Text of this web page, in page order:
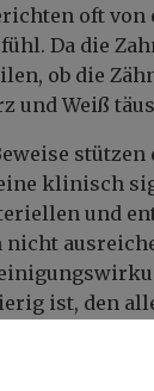
oft
Da die
ob die
und Weiß
klinisch
und
ist, den